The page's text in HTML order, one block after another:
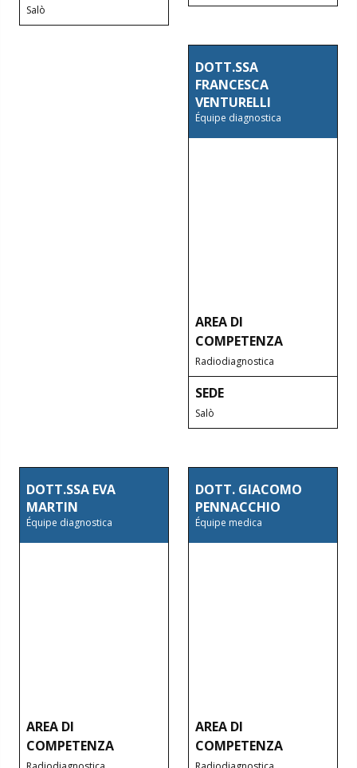
Salò
DOTT.SSA
FRANCESCA
VENTURELLI
Équipe diagnostica
AREA DI
COMPETENZA
Radiodiagnostica
SEDE
Salò
DOTT.SSA EVA
MARTIN
Équipe diagnostica
AREA DI
COMPETENZA
DOTT. GIACOMO
PENNACCHIO
Équipe medica
AREA DI
COMPETENZA